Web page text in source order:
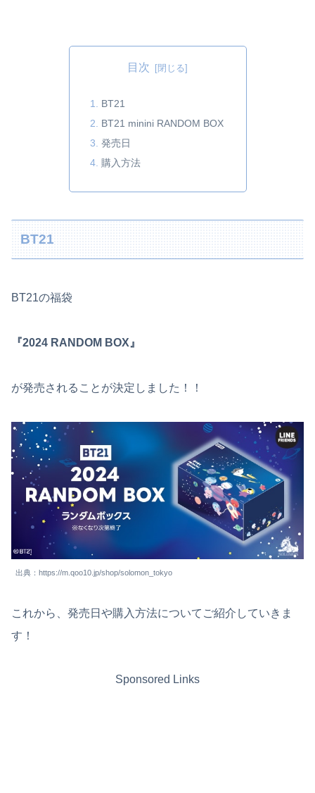
目次
BT21
BT21 minini RANDOM BOX
発売日
購入方法
BT21
BT21の福袋
『2024 RANDOM BOX』
が発売されることが決定しました！！
出典：https://m.qoo10.jp/shop/solomon_tokyo
これから、発売日や購入方法についてご紹介していきま
す！
Sponsored Links